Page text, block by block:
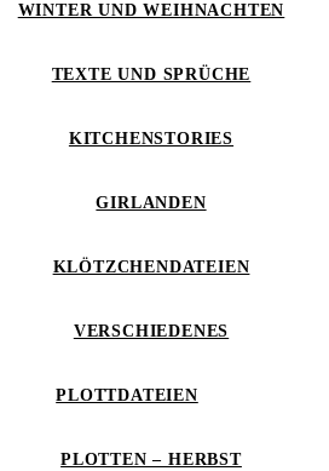
WINTER UND WEIHNACHTEN
TEXTE UND SPRÜCHE
KITCHENSTORIES
GIRLANDEN
KLÖTZCHENDATEIEN
VERSCHIEDENES
PLOTTDATEIEN
PLOTTEN – HERBST